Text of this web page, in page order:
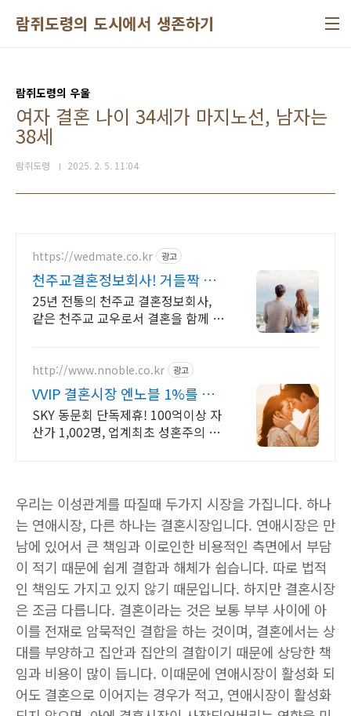
람쥐도령의 도시에서 생존하기
람쥐도령의 우울
여자 결혼 나이 34세가 마지노선, 남자는
38세
람쥐도령 2025. 2. 5. 11:04
https://wedmate.co.kr 광고
천주교결혼정보회사! 거들짝 이
상형 프로필 무료 받아보기
25년 전통의 천주교 결혼정보회사,
같은 천주교 교우로서 결혼을 함께 만
http://www.nnoble.co.kr 광고
VVIP 결혼시장 엔노블 1%를 위
한 상류층 결정사
SKY 동문회 단독제휴! 100억이상 자
산가 1,002명, 업계최초 성혼주의 시
우리는 이성관계를 따질때 두가지 시장을 가집니다. 하나
는 연애시장, 다른 하나는 결혼시장입니다. 연애시장은 만
남에 있어서 큰 책임과 이로인한 비용적인 측면에서 부담
이 적기 때문에 쉽게 결합과 해체가 쉽습니다. 따로 법적
인 책임도 가지고 있지 않기 때문입니다. 하지만 결혼시장
은 조금 다릅니다. 결혼이라는 것은 보통 부부 사이에 아
이를 전재로 암묵적인 결합을 하는 것이며, 결혼에서는 상
대를 부양하고 집안과 집안의 결합이기 때문에 상당한 책
임과 비용이 많이 듭니다. 이때문에 연애시장이 활성화 되
어도 결혼으로 이어지는 경우가 적고, 연애시장이 활성화